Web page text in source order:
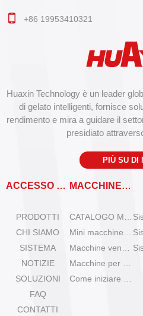
Huaxin Technology è un leader
di gelato intelligenti, fornisce
rendimento e mira a guidare il
presidiato
PIÙ SU DI
ACCESSO RAPIDO
PRODOTTI
CHI SIAMO
SISTEMA
NOTIZIE
SOLUZIONI
FAQ
CONTATTI
MACCHINE VENDITRICI
+86 19953410321